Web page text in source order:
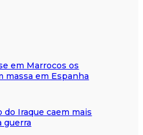
em Marrocos os
massa em Espanha
Iraque caem mais
guerra